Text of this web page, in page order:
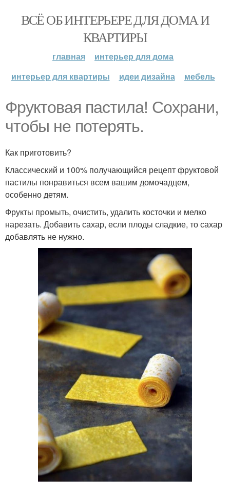
ВСЁ ОБ ИНТЕРЬЕРЕ ДЛЯ ДОМА И
КВАРТИРЫ
главная
интерьер для дома
интерьер для квартиры
идеи дизайна мебель
Фруктовая пастила! Сохрани,
чтобы не потерять.
Как приготовить?
Классический и 100% получающийся рецепт фруктовой
пастилы понравиться всем вашим домочадцем,
особенно детям.
Фрукты промыть, очистить, удалить косточки и мелко
нарезать. Добавить сахар, если плоды сладкие, то сахар
добавлять не нужно.